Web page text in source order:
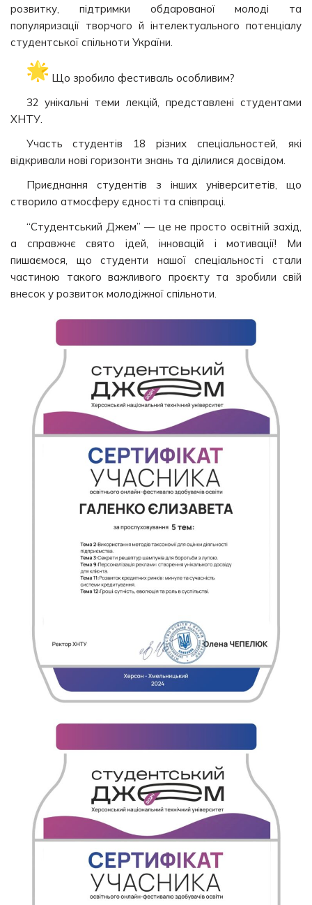
розвитку, підтримки обдарованої молоді та
популяризації творчого й інтелектуального потенціалу
студентської спільноти України.
Що зробило фестиваль особливим?
32 унікальні теми лекцій, представлені студентами
ХНТУ.
Участь студентів 18 різних спеціальностей, які
відкривали нові горизонти знань та ділилися досвідом.
Приєднання студентів з інших університетів, що
створило атмосферу єдності та співпраці.
“Студентський Джем” — це не просто освітній захід,
а справжнє свято ідей, інновацій і мотивації! Ми
пишаємося, що студенти нашої спеціальності стали
частиною такого важливого проєкту та зробили свій
внесок у розвиток молодіжної спільноти.